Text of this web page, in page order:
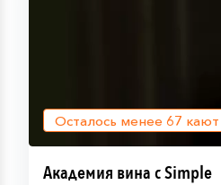
Осталось менее 67 кают
Академия вина с Simple